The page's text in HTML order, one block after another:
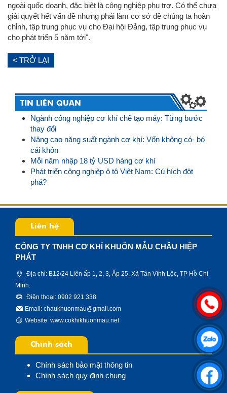
ngoài quốc doanh, đặc biệt là công nghiệp phụ trợ. Có thể chưa
giải quyết hết vấn đề nhưng phải làm cơ sở đề chúng ta hoàn
chỉnh, tập trung phục vụ cho Đại hội Đảng, tập trung phục vụ
cho phát triển 5 năm tới".
< TRỞ LẠI
TIN LIÊN QUAN
Ngành công nghiệp cơ khí chế tạo máy: Từng bước
thay đổi
Nâng cao năng suất ngành cơ khí: Vốn không có- bó
cái khôn
Mỗi năm nhập 18 tỷ USD hàng cơ khí
Phát triển công nghiệp ô tô Việt Nam: Cú hích đột
phá?
Liên hệ
CÔNG TY TNHH CƠ KHÍ KHUÔN MẪU CHÂU HIỆP
PHÁT
Địa chỉ: B12/24 Liên ấp 1, 2, 3, Ấp 25, Xã Tân Vĩnh Lộc, TP Hồ Chí
Minh.
Điện thoại: 0902 921 338
Email: chaukhuonmau@gmail.com
Website:www.cokhikhuonmau.net
Chính sách
Chính sách bảo mật thông tin
Chính sách quy định chung